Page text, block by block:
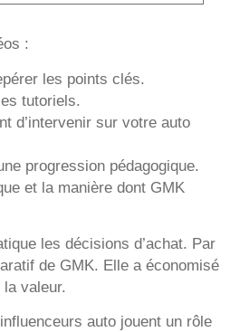
:
les points clés.
tutoriels.
d’intervenir sur votre auto
progression pédagogique.
et la manière dont GMK
les décisions d’achat. Par
de GMK. Elle a économisé
valeur.
auto jouent un rôle